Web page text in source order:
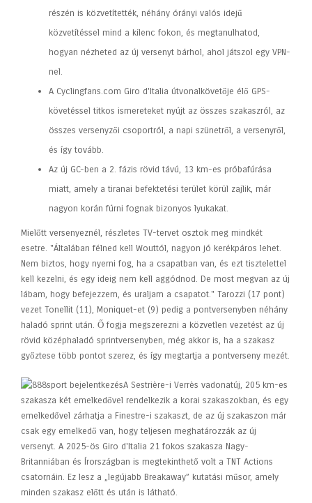
részén is közvetítették, néhány órányi valós idejű
közvetítéssel mind a kilenc fokon, és megtanulhatod,
hogyan nézheted az új versenyt bárhol, ahol játszol egy VPN-
nel.
A Cyclingfans.com Giro d'Italia útvonalkövetője élő GPS-
követéssel titkos ismereteket nyújt az összes szakaszról, az
összes versenyzői csoportról, a napi szünetről, a versenyről,
és így tovább.
Az új GC-ben a 2. fázis rövid távú, 13 km-es próbafúrása
miatt, amely a tiranai befektetési terület körül zajlik, már
nagyon korán fúrni fognak bizonyos lyukakat.
Mielőtt versenyeznél, részletes TV-tervet osztok meg mindkét
esetre. "Általában félned kell Wouttól, nagyon jó kerékpáros lehet.
Nem biztos, hogy nyerni fog, ha a csapatban van, és ezt tisztelettel
kell kezelni, és egy ideig nem kell aggódnod. De most megvan az új
lábam, hogy befejezzem, és uraljam a csapatot." Tarozzi (17 pont)
vezet Tonellit (11), Moniquet-et (9) pedig a pontversenyben néhány
haladó sprint után. Ő fogja megszerezni a közvetlen vezetést az új
rövid középhaladó sprintversenyben, még akkor is, ha a szakasz
győztese több pontot szerez, és így megtartja a pontverseny mezét.
A Sestrière-i Verrès vadonatúj, 205 km-es
szakasza két emelkedővel rendelkezik a korai szakaszokban, és egy
emelkedővel zárhatja a Finestre-i szakaszt, de az új szakaszon már
csak egy emelkedő van, hogy teljesen meghatározzák az új
versenyt. A 2025-ös Giro d'Italia 21 fokos szakasza Nagy-
Britanniában és Írországban is megtekinthető volt a TNT Actions
csatornáin. Ez lesz a „legújabb Breakaway” kutatási műsor, amely
minden szakasz előtt és után is látható.